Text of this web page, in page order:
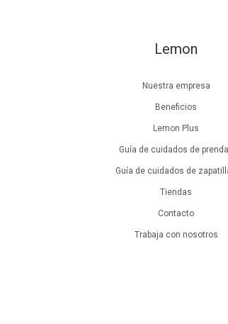
Lemon
Nuestra empresa
Beneficios
Lemon Plus
Guía de cuidados de
Guía de cuidados de
Tiendas
Contacto
Trabaja con nosotros